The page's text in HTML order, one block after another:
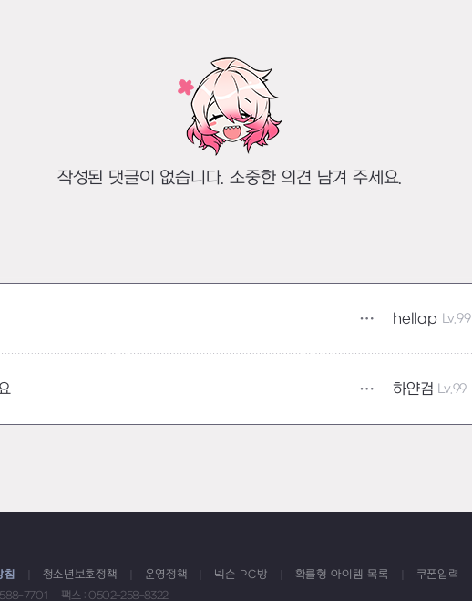
작성된 댓글이 없습니다. 소중한 의견 남겨 주세요.
hellap Lv.99
하얀검 Lv.99
침 청소년보호정책 운영정책 넥슨 PC방 확률형 아이템 목록
쿠폰입력
7701
팩스 : 0502-258-8322